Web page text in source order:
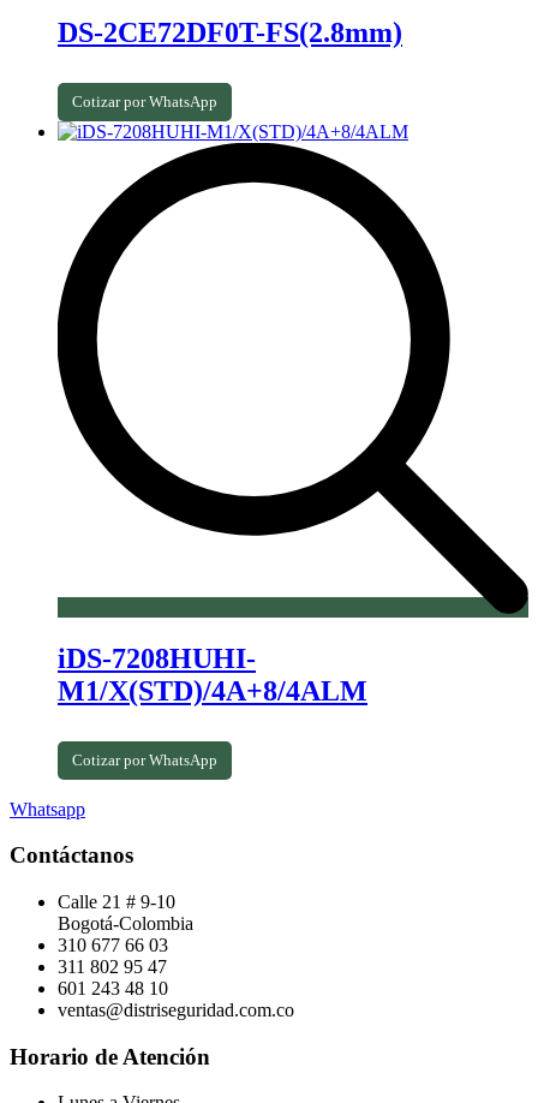
DS-2CE72DF0T-FS(2.8mm)
Cotizar por WhatsApp
iDS-7208HUHI-
M1/X(STD)/4A+8/4ALM
Cotizar por WhatsApp
Whatsapp
Contáctanos
Calle 21 # 9-10
Bogotá-Colombia
310 677 66 03
311 802 95 47
601 243 48 10
ventas@distriseguridad.com.co
Horario de Atención